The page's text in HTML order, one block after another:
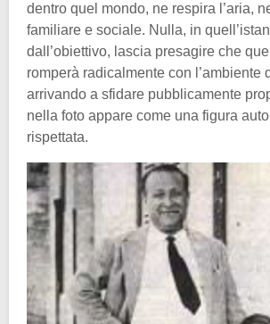
dentro quel mondo, ne respira l’aria,
familiare e sociale. Nulla, in
dall’obiettivo, lascia presagire che
romperà radicalmente con l’ambiente
arrivando a sfidare pubblicamente
nella foto appare come una figura
rispettata.